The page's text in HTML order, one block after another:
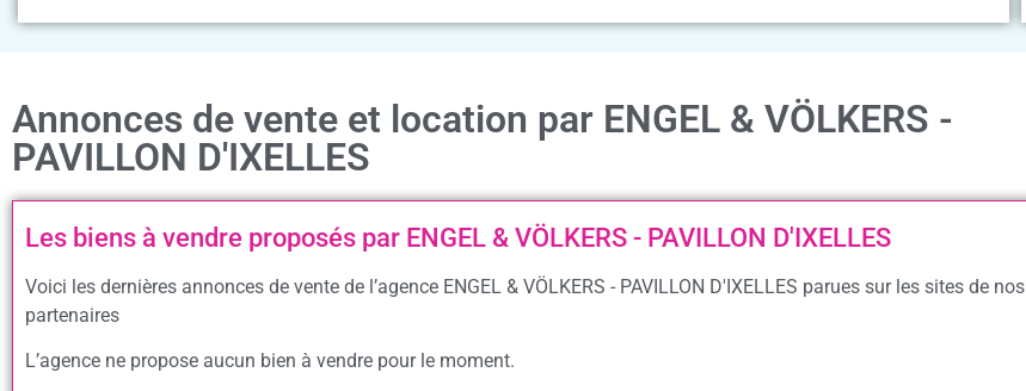
Annonces de vente et location par ENGEL & VÖLKERS -
PAVILLON D'IXELLES
Les biens à vendre proposés par ENGEL & VÖLKERS - PAVILLON D'IXELLES
Voici les dernières annonces de vente de l’agence ENGEL & VÖLKERS - PAVILLON D'IXELLES parues sur les sites de nos
partenaires
L’agence ne propose aucun bien à vendre pour le moment.